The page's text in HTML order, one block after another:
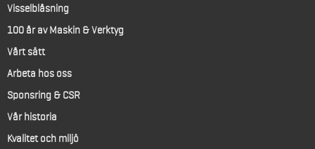
Visselblåsning
100 år av Maskin & Verktyg
Vårt sätt
Arbeta hos oss
Sponsring & CSR
Vår historia
Kvalitet och miljö